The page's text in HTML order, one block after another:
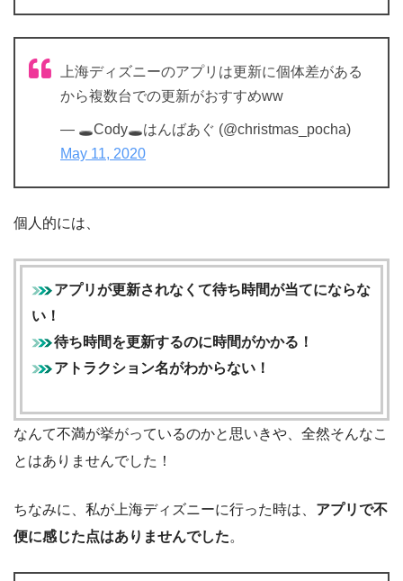
上海ディズニーのアプリは更新に個体差がある
から複数台での更新がおすすめww
— 🕳Cody🕳はんばあぐ (@christmas_pocha)
May 11, 2020
個人的には、
アプリが更新されなくて待ち時間が当てにならな
い！
待ち時間を更新するのに時間がかかる！
アトラクション名がわからない！
なんて不満が挙がっているのかと思いきや、全然そんなこ
とはありませんでした！
ちなみに、私が上海ディズニーに行った時は、 アプリで不
便に感じた点はありませんでした。